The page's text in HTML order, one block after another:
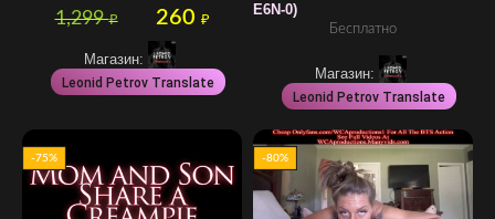
1,299₽ 260 ₽
Магазин:
Leonid Petrov Translate
E6N-0)
Бесплатно
Магазин:
Leonid Petrov Translate
-75% -80%